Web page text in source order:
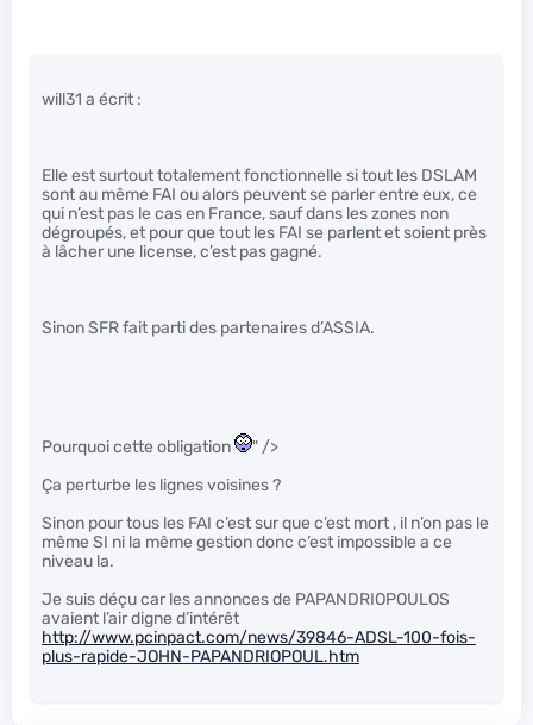
will31 a écrit :
Elle est surtout totalement fonctionnelle si tout les DSLAM
sont au même FAI ou alors peuvent se parler entre eux, ce
qui n’est pas le cas en France, sauf dans les zones non
dégroupés, et pour que tout les FAI se parlent et soient près
à lâcher une license, c’est pas gagné.
Sinon SFR fait parti des partenaires d’ASSIA.
Pourquoi cette obligation
" />
Ça perturbe les lignes voisines ?
Sinon pour tous les FAI c’est sur que c’est mort , il n’on pas le
même SI ni la même gestion donc c’est impossible a ce
niveau la.
Je suis déçu car les annonces de PAPANDRIOPOULOS
avaient l’air digne d’intérêt
http://www.pcinpact.com/news/39846-ADSL-100-fois-
plus-rapide-JOHN-PAPANDRIOPOUL.htm